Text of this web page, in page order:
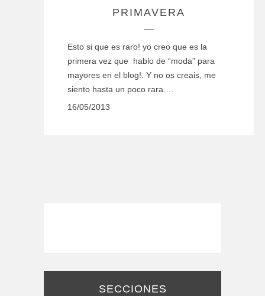
PRIMAVERA
Esto si que es raro! yo creo que es la
primera vez que hablo de “moda” para
mayores en el blog!. Y no os creais, me
siento hasta un poco rara.…
16/05/2013
SECCIONES